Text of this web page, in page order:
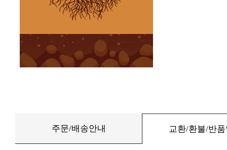
주문/배송안내 교환/환불/반